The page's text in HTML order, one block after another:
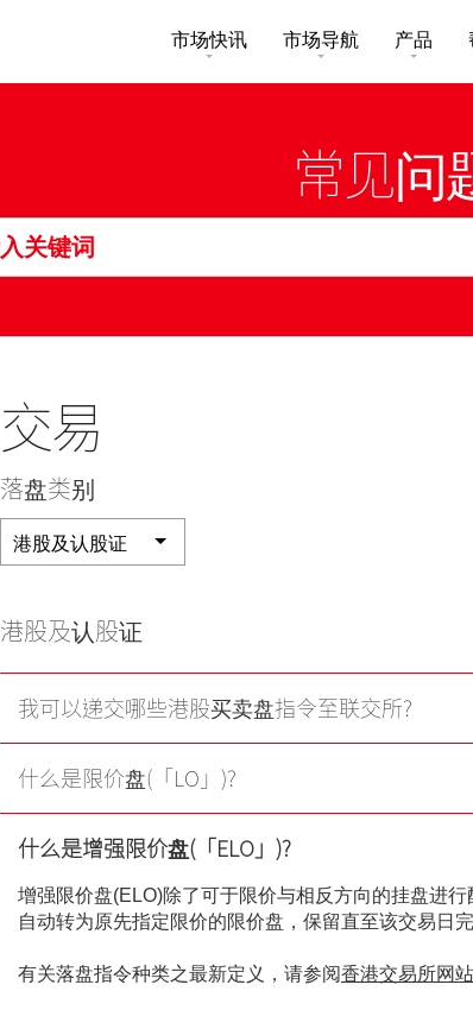
市场快讯 市场导航
投资速递
产品
互惠
股票
外汇服务
常见问
交易
落盘类别
港股及认股证
港股及认股证
我可以递交哪些港股买卖盘指令至联交所?
什么是限价盘(「LO」)?
什么是增强限价盘(「ELO」)?
增强限价盘(ELO)除了可于限价与相反方向的挂盘进
自动转为原先指定限价的限价盘，保留直至该交易日
有关落盘指令种类之最新定义，请参阅香港交易所网站